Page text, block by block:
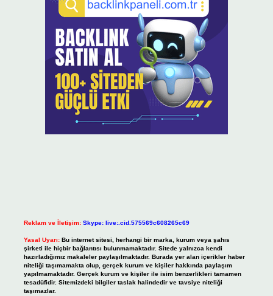
Reklam ve İletişim: Skype: live:.cid.575569c608265c69
Yasal Uyarı: Bu internet sitesi, herhangi bir marka, kurum veya şahıs
şirketi ile hiçbir bağlantısı bulunmamaktadır. Sitede yalnızca kendi
hazırladığımız makaleler paylaşılmaktadır. Burada yer alan içerikler haber
niteliği taşımamakta olup, gerçek kurum ve kişiler hakkında paylaşım
yapılmamaktadır. Gerçek kurum ve kişiler ile isim benzerlikleri tamamen
tesadüfidir. Sitemizdeki bilgiler taslak halindedir ve tavsiye niteliği
taşımazlar.